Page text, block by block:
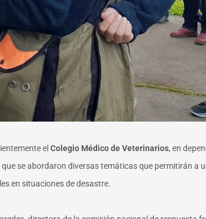
el Colegio Médico de Veterinarios, en
se abordaron diversas temáticas que permitirán a
en situaciones de desastre.